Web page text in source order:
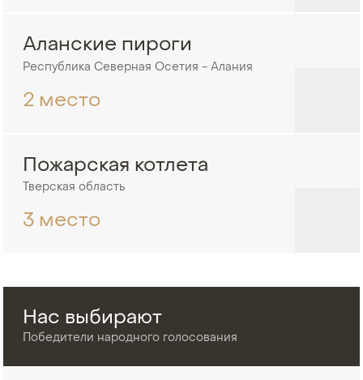
Аланские пироги
Республика Северная Осетия - Алания
2 место
Пожарская котлета
Тверская область
3 место
Нас выбирают
Победители народного голосования